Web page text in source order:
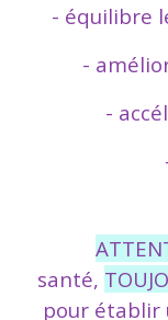
- équilibre
-
-
santé,
pour établir